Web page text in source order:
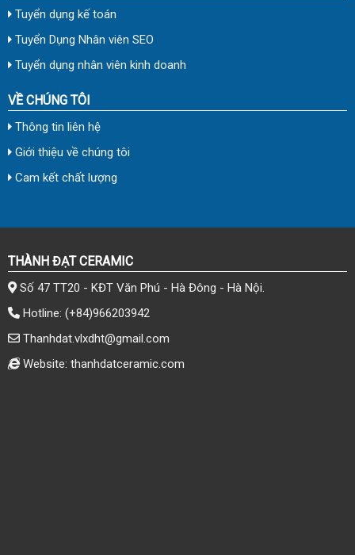
Tuyển dụng kế toán
Tuyển Dụng Nhân viên SEO
Tuyển dụng nhân viên kinh doanh
VỀ CHÚNG TÔI
Thông tin liên hệ
Giới thiệu về chúng tôi
Cam kết chất lượng
THÀNH ĐẠT CERAMIC
Số 47 TT20 - KĐT Văn Phú - Hà Đông - Hà Nội.
Hotline: (+84)966203942
Thanhdat.vlxdht@gmail.com
Website: thanhdatceramic.com